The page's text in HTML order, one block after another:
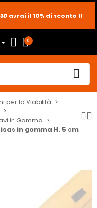
0
per la Viabilità
in Gomma
in gomma H. 5 cm